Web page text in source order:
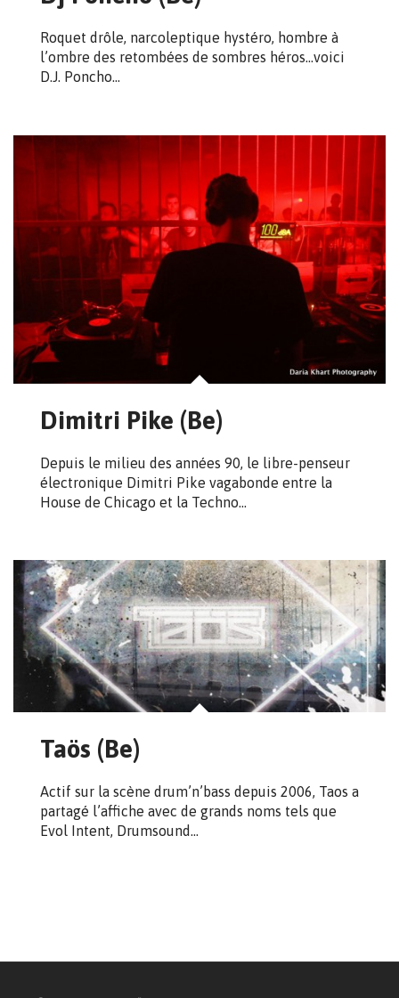
Roquet drôle, narcoleptique hystéro, hombre à
l’ombre des retombées de sombres héros…voici
D.J. Poncho…
Dimitri Pike (Be)
Depuis le milieu des années 90, le libre-penseur
électronique Dimitri Pike vagabonde entre la
House de Chicago et la Techno…
Taös (Be)
Actif sur la scène drum’n’bass depuis 2006, Taos a
partagé l’affiche avec de grands noms tels que
Evol Intent, Drumsound…